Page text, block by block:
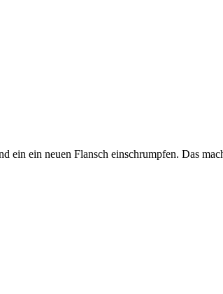
ein ein neuen Flansch einschrumpfen. Das